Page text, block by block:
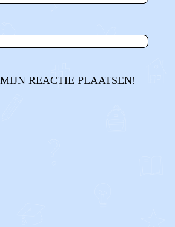
REACTIE PLAATSEN!